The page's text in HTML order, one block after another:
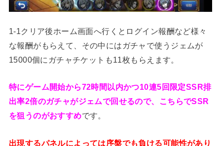
1-1クリア後ホーム画面へ行くとログイン報酬など様々
な報酬がもらえて、その中にはガチャで使うジェムが
15000個にガチャチケットも11枚もらえます。
特にゲーム開始から72時間以内かつ10連5回限定SSR排
出率2倍のガチャがジェムで回せるので、こちらでSSR
を狙うのがおすすめです。
出現するパネルによっては序盤でも負ける可能性があり